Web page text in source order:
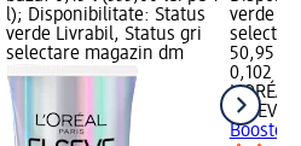
l); Disponibilitate: Status
verde Livrabil, Status gri
selectare magazin dm
verde
50,95 lei
0,102 l
L'ORÉAL
ELSEVE
Booster,